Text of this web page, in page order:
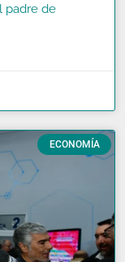
padre de
ECONOMÍA